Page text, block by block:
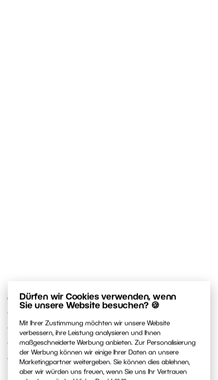
Dürfen wir Cookies verwenden, wenn
Sie unsere Website besuchen? 🍪
Mit Ihrer Zustimmung möchten wir unsere Website
verbessern, ihre Leistung analysieren und Ihnen
maßgeschneiderte Werbung anbieten. Zur Personalisierung
der Werbung können wir einige Ihrer Daten an unsere
Marketingpartner weitergeben. Sie können dies ablehnen,
aber wir würden uns freuen, wenn Sie uns Ihr Vertrauen
Fast dieselbe Position, nur dass Adela einen
Schritt nach vorne gemacht hat und aus dem
Schatten getreten ist. Jetzt fällt das grelle
Sonnenlicht auf ihren Rücken und bildet einen
schönen Umriss auf ihrem Haar.